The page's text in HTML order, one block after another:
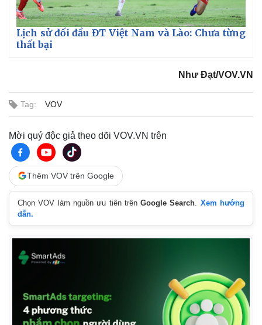
Lịch sử đối đầu ĐT Việt Nam và Lào: Chưa từng
thất bại
Như Đạt/VOV.VN
Tag: VOV
Mời quý độc giả theo dõi VOV.VN trên
Thêm VOV trên Google
Chọn VOV làm nguồn ưu tiên trênGoogle Search
Xem hướng
dẫn.